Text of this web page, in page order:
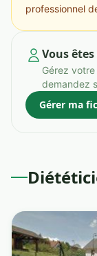
professionnel
Vous
Gérez
demandez
Gérer ma